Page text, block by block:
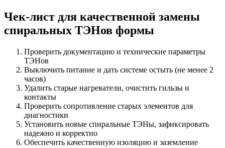
Чек-лист для качественной замены
спиральных ТЭНов формы
Проверить документацию и технические параметры
ТЭНов
Выключить питание и дать системе остыть (не менее 2
часов)
Удалить старые нагреватели, очистить гильзы и
контакты
Проверить сопротивление старых элементов для
диагностики
Установить новые спиральные ТЭНы, зафиксировать
надежно и корректно
Обеспечить качественную изоляцию и заземление